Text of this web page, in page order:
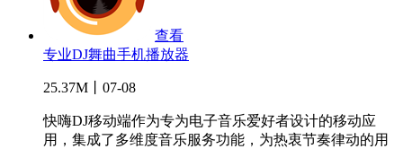
查看
专业DJ舞曲手机播放器
25.37M丨07-08
快嗨DJ移动端作为专为电子音乐爱好者设计的移动应
用，集成了多维度音乐服务功能，为热衷节奏律动的用